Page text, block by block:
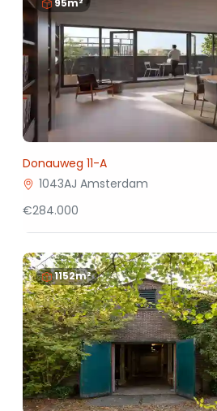
95m²
Donauweg 11-A
1043AJ Amsterdam
€284.000
1152m²